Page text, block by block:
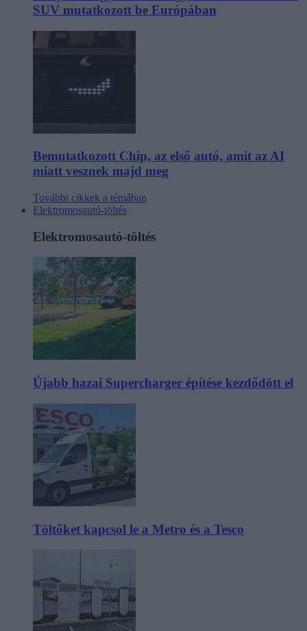
SUV mutatkozott be Európában
Bemutatkozott Chip, az első autó, amit az AI
miatt vesznek majd meg
További cikkek a témában
Elektromosautó-töltés
Elektromosautó-töltés
Újabb hazai Supercharger építése kezdődött el
Töltőket kapcsol le a Metro és a Tesco